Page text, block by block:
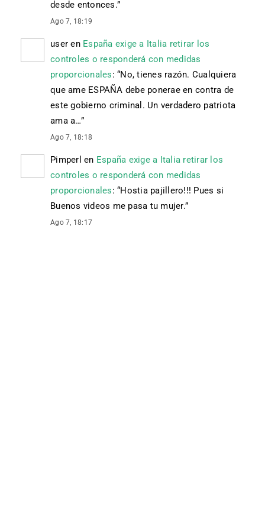
desde entonces.”
Ago 7, 18:19
user en España exige a Italia retirar los
controles o responderá con medidas
proporcionales: “No, tienes razón. Cualquiera
que ame ESPAÑA debe ponerae en contra de
este gobierno criminal. Un verdadero patriota
ama a…”
Ago 7, 18:18
Pimperl en España exige a Italia retirar los
controles o responderá con medidas
proporcionales: “Hostia pajillero!!! Pues si
Buenos videos me pasa tu mujer.”
Ago 7, 18:17